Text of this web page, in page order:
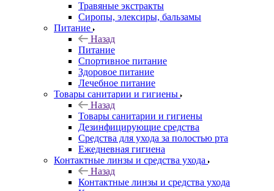
Травяные экстракты
Сиропы, элексиры, бальзамы
Питание
Назад
Питание
Спортивное питание
Здоровое питание
Лечебное питание
Товары санитарии и гигиены
Назад
Товары санитарии и гигиены
Дезинфицирующие средства
Средства для ухода за полостью рта
Ежедневная гигиена
Контактные линзы и средства ухода
Назад
Контактные линзы и средства ухода